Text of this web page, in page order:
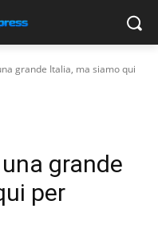
grande Italia, ma siamo qui
grande
per